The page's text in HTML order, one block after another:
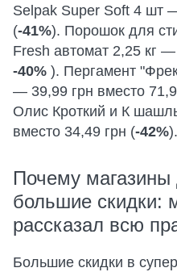
Selpak Super Soft 4 шт
(-41%). Порошок для
Fresh автомат 2,25 кг
-40% ). Пергамент
— 39,99 грн вместо
Олис Кроткий и К
вместо 34,49 грн (-42%).
Почему магазины
большие скидки:
рассказал всю
Большие скидки в